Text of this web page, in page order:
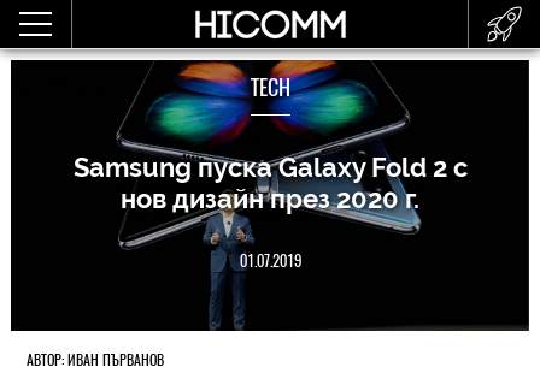
TECH
Samsung пуска Galaxy Fold 2 с
нов дизайн през 2020 г.
01.07.2019
АВТОР: ИВАН ПЪРВАНОВ